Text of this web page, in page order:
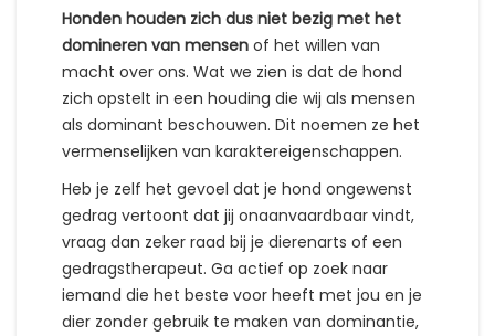
Honden houden zich dus niet bezig met het
domineren van mensen of het willen van
macht over ons. Wat we zien is dat de hond
zich opstelt in een houding die wij als mensen
als dominant beschouwen. Dit noemen ze het
vermenselijken van karaktereigenschappen.
Heb je zelf het gevoel dat je hond ongewenst
gedrag vertoont dat jij onaanvaardbaar vindt,
vraag dan zeker raad bij je dierenarts of een
gedragstherapeut. Ga actief op zoek naar
iemand die het beste voor heeft met jou en je
dier zonder gebruik te maken van dominantie,